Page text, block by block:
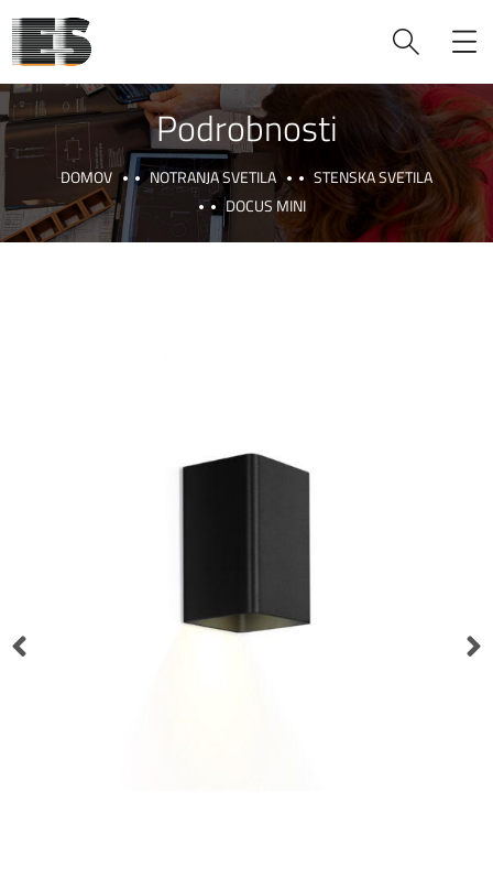
Podrobnosti
DOMOV NOTRANJA SVETILA
STENSKA SVETILA
DOCUS MINI